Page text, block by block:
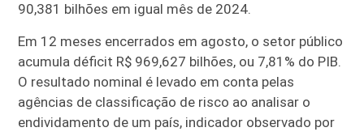
90,381 bilhões em igual mês de 2024.
Em 12 meses encerrados em agosto, o setor público
acumula déficit R$ 969,627 bilhões, ou 7,81% do PIB.
O resultado nominal é levado em conta pelas
agências de classificação de risco ao analisar o
endividamento de um país, indicador observado por